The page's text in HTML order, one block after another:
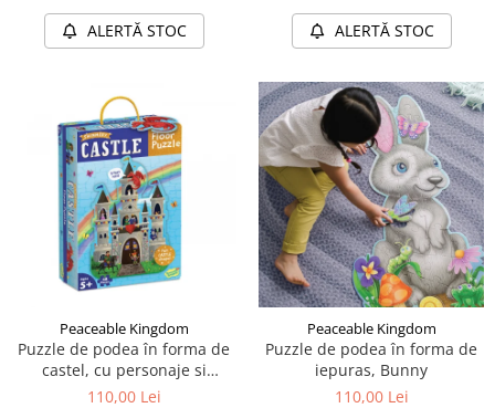
ALERTĂ STOC ALERTĂ STOC
Peaceable Kingdom
Puzzle de podea în forma de
castel, cu personaje si
dragoni, Castle Floor Puzzle
110,00 Lei
Peaceable Kingdom
Puzzle de podea în forma de
iepuras, Bunny
110,00 Lei